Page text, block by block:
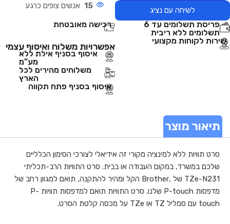
לשיחה עם נציג 15 אנשים צופים כרגע
פריסת תשלומים עד 6
תשלומים ללא ריבית
רכישה מאובטחת
שירות לקוחות מקצועי
אפשרויות משלוח ואיסוף עצמי
איסוף בסניף אילת ללא
מע"מ
משלוחים מהירים לכל
הארץ
איסוף בסניף פתח תקווה
תיאור מוצר
סרט תוויות ללא למינציה מקורי זה אידיאלי לצורכי הסימון הכלליים
שלכם במשרד, במקום העבודה או בבית. סרט התוויות הרב-תכליתי
TZe-N231 של ,Brother הקל ומהיר להתקנה, תואם למגוון רחב של
מדפסות P-touch שלנו. סרט התוויות תואם למדפסות תוויות P-
touch עם סמליל TZ או TZe על מכסה קלטת הסרט.